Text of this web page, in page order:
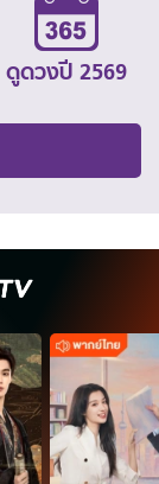
ดูดวงปี 2569